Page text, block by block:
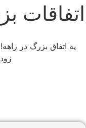
یه اتفاق بزرگ در